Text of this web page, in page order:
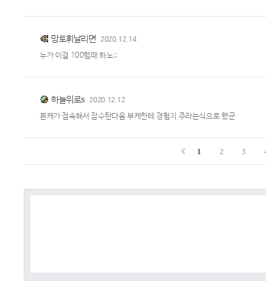
망토휘날리면 2020.12.14
누가 이걸 100렙때 하노;;
하늘위로s 2020.12.12
본캐가 접속해서 잠수탄다음 부캐한테 경험치 주라는식으로 했군
1 2 3